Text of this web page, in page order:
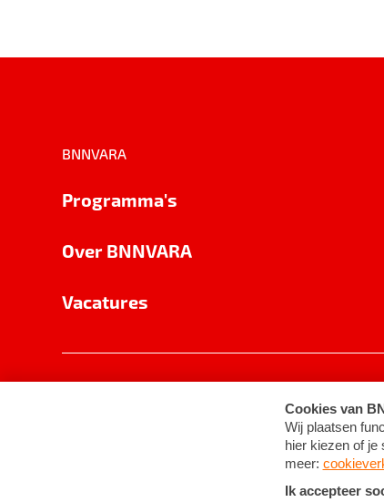
BNNVARA
Programma's
Over BNNVARA
Vacatures
Cookie-instellingen